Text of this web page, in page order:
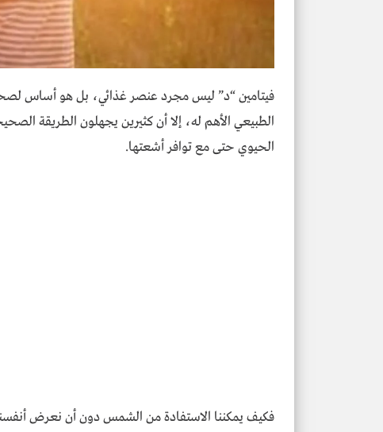
فيتامين “د” ليس مجرد عنصر غذائي، بل هو أساس
الطبيعي الأهم له، إلا أن كثيرين يجهلون الطريقة
الحيوي حتى مع توافر أشعتها.
فكيف يمكننا الاستفادة من الشمس دون أن نعرض